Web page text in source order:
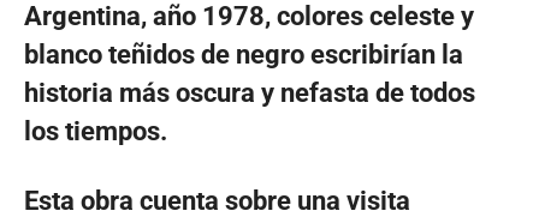
Argentina, año 1978, colores celeste y
blanco teñidos de negro escribirían la
historia más oscura y nefasta de todos
los tiempos.
Esta obra cuenta sobre una visita